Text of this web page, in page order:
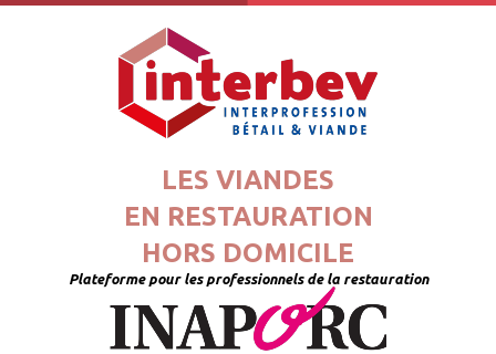
LES VIANDES
EN RESTAURATION
HORS DOMICILE
Plateforme pour les professionnels de la restauration